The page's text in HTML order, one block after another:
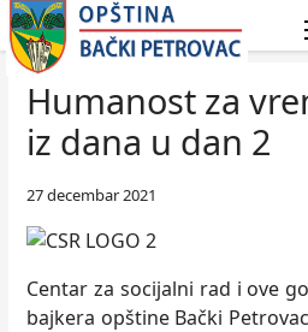
Humanost za
iz dana u dan 2
27 decembar 2021
Centar za socijalni rad i ove
bajkera opštine Bački